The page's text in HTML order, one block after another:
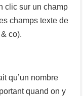
clic sur un champ
champs texte de
co).
qu’un nombre
quand on y